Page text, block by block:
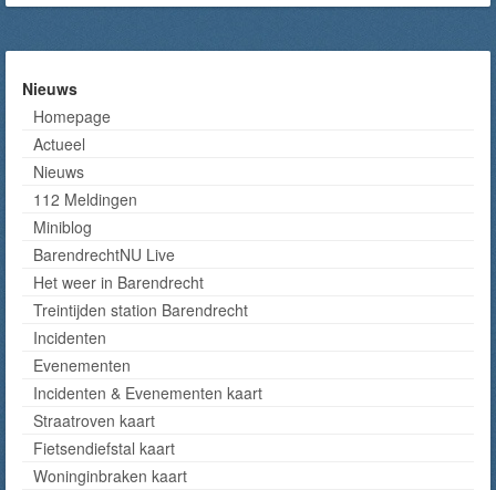
Nieuws
Homepage
Actueel
Nieuws
112 Meldingen
Miniblog
BarendrechtNU Live
Het weer in Barendrecht
Treintijden station Barendrecht
Incidenten
Evenementen
Incidenten & Evenementen kaart
Straatroven kaart
Fietsendiefstal kaart
Woninginbraken kaart